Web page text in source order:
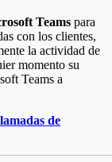
Teams para
con los clientes,
la actividad de
momento su
Teams a
de